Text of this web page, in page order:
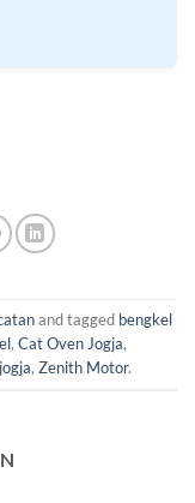
and tagged bengkel
, Cat Oven Jogja,
, Zenith Motor.